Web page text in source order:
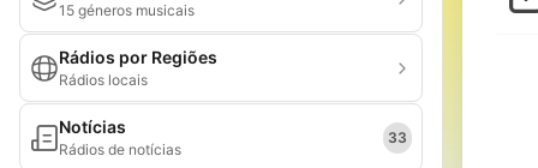
15 géneros musicais
Rádios por Regiões
Rádios locais
Notícias
Rádios de notícias
33